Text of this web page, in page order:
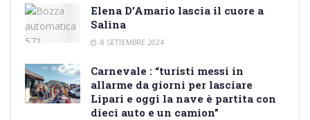
Elena D’Amario lascia il cuore a
Salina
8 SETTEMBRE 2024
Carnevale : “turisti messi in
allarme da giorni per lasciare
Lipari e oggi la nave è partita con
dieci auto e un camion”